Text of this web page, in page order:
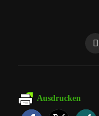
Ausdrucken